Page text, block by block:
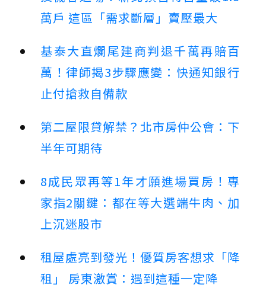
萬戶 這區「需求斷層」賣壓最大
基泰大直爛尾建商判退千萬再賠百
萬！律師揭3步驟應變：快通知銀行
止付搶救自備款
第二屋限貸解禁？北市房仲公會：下
半年可期待
8成民眾再等1年才願進場買房！專
家指2關鍵：都在等大選端牛肉、加
上沉迷股市
租屋處亮到發光！優質房客想求「降
租」 房東激賞：遇到這種一定降